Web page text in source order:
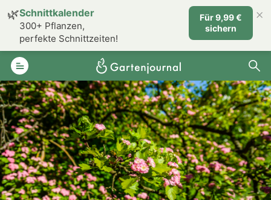
🌿Schnittkalender
300+ Pflanzen,
perfekte Schnittzeiten!
Für 9,99 €
sichern
×